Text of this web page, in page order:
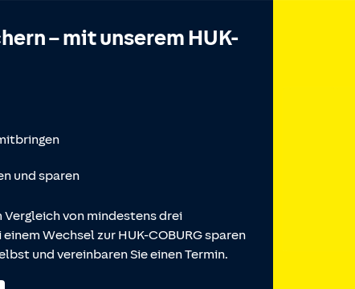
– mit unserem HUK-
und sparen
Vergleich von mindestens drei
Wechsel zur HUK-COBURG sparen
und vereinbaren Sie einen Termin.